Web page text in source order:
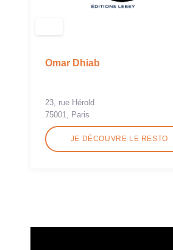
Omar Dhiab
23, rue Hérold
75001, Paris
JE DÉCOUVRE LE RESTO